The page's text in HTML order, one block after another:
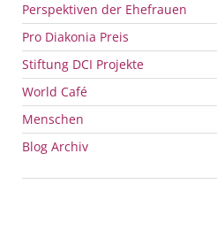
Perspektiven der Ehefrauen
Pro Diakonia Preis
Stiftung DCI Projekte
World Café
Menschen
Blog Archiv